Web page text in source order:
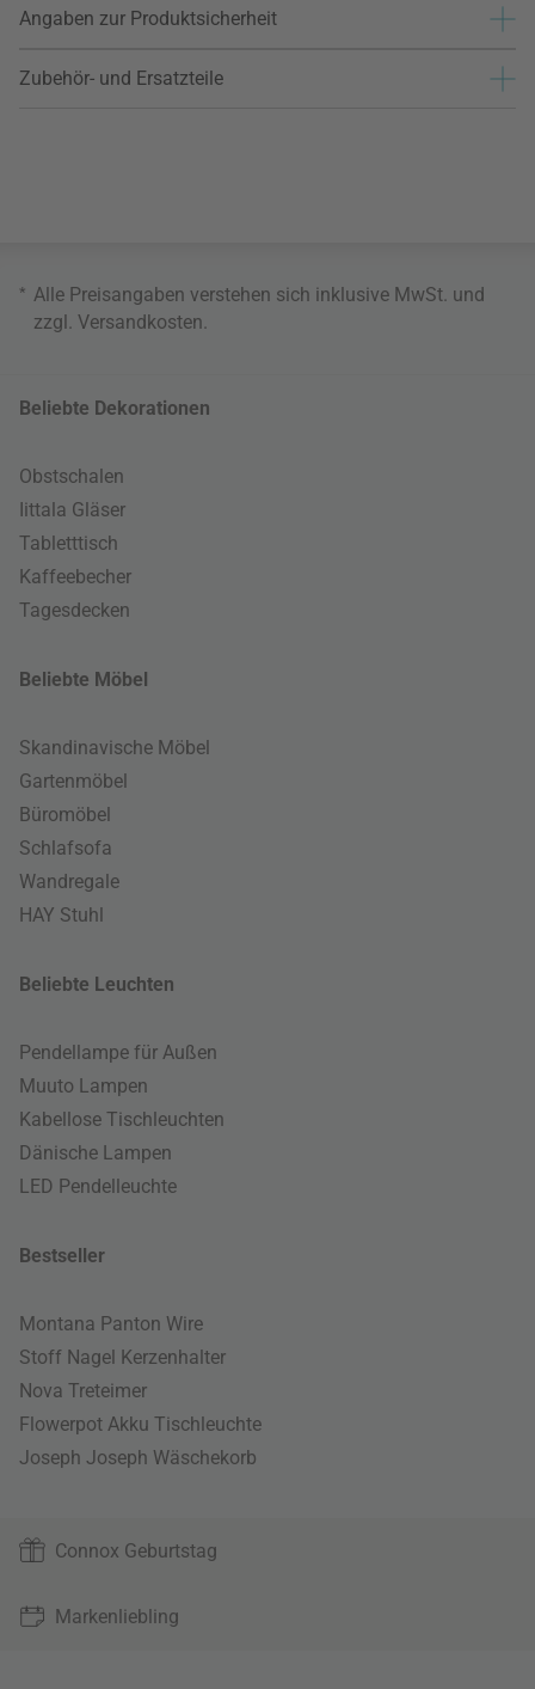
Angaben zur Produktsicherheit
Zubehör- und Ersatzteile
* Alle Preisangaben verstehen sich inklusive MwSt. und
zzgl. Versandkosten
Beliebte Dekorationen
Obstschalen
Iittala Gläser
Tabletttisch
Kaffeebecher
Tagesdecken
Beliebte Möbel
Skandinavische Möbel
Gartenmöbel
Büromöbel
Schlafsofa
Wandregale
HAY Stuhl
Beliebte Leuchten
Pendellampe für Außen
Muuto Lampen
Kabellose Tischleuchten
Dänische Lampen
LED Pendelleuchte
Bestseller
Montana Panton Wire
Stoff Nagel Kerzenhalter
Nova Treteimer
Flowerpot Akku Tischleuchte
Joseph Joseph Wäschekorb
Connox Geburtstag
Markenliebling